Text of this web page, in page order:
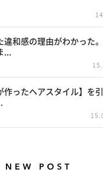
違和感の理由がわかった
...
作ったヘアスタイル】を